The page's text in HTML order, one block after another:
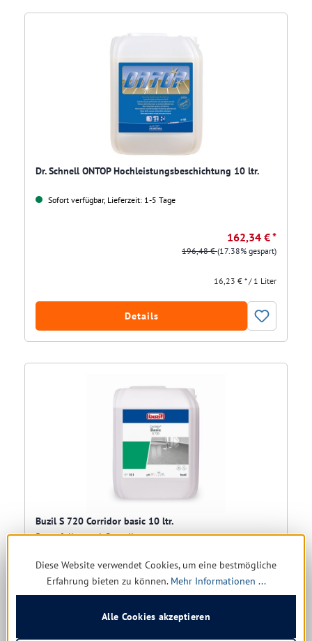
Dr. Schnell ONTOP Hochleistungsbeschichtung 10 ltr.
Sofort verfügbar, Lieferzeit: 1-5 Tage
162,34 € *
196,48 €(17.38% gespart)
16,23 € * / 1 Liter
Details
Buzil S 720 Corridor basic 10 ltr.
Porenfüller und Grundierer
Versandfertig in 5 Tagen, Lieferzeit 1-5 Tage
203,28 €(40.38% gespart)
Diese Website verwendet Cookies, um eine bestmögliche
Erfahrung bieten zu können. Mehr Informationen ...
Alle Cookies akzeptieren